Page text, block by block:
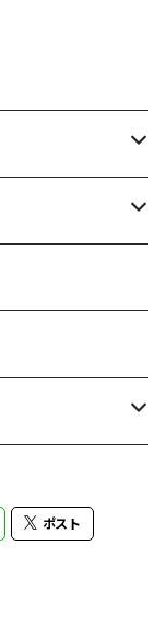
ポスト